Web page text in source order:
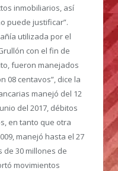
inmobiliarios, así
puede justificar”.
utilizada por el
con el fin de
fueron manejados
08 centavos”, dice la
manejó del 12
del 2017, débitos
en tanto que otra
manejó hasta el 27
de 30 millones de
movimientos